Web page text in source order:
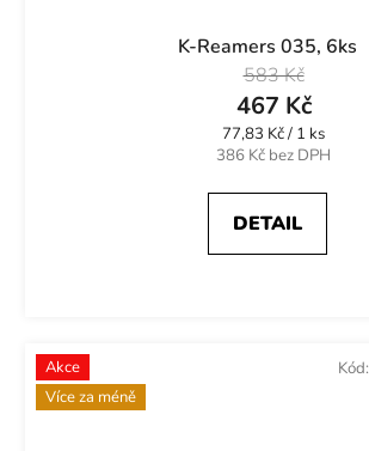
K-Reamers 035, 6ks
386 Kč bez DPH
467 Kč
583 Kč
Měrná
cena:
77,83 Kč / 1 ks
DETAIL
Akce
Více za méně
Kód: